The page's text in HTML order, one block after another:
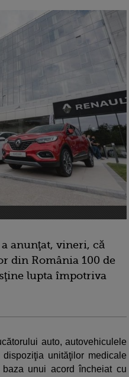
anunţat, vineri, că
din România 100 de
lupta împotriva
auto, autovehiculele
unităţilor medicale
unui acord încheiat cu